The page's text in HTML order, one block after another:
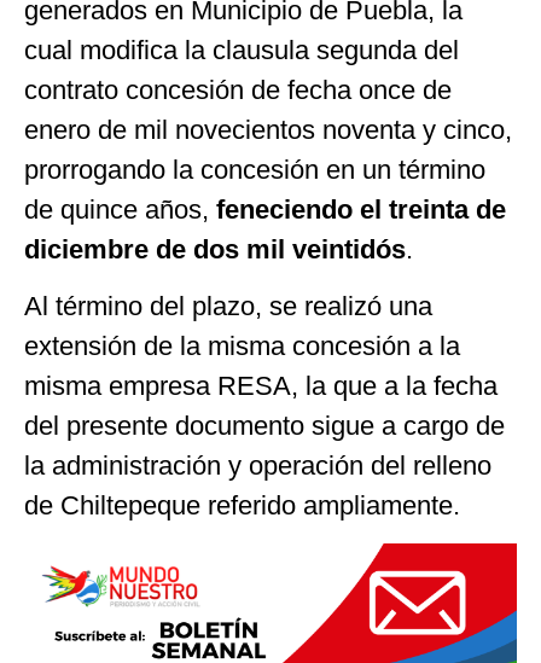
generados en Municipio de Puebla, la
cual modifica la clausula segunda del
contrato concesión de fecha once de
enero de mil novecientos noventa y cinco,
prorrogando la concesión en un término
de quince años, feneciendo el treinta de
diciembre de dos mil veintidós.
Al término del plazo, se realizó una
extensión de la misma concesión a la
misma empresa RESA, la que a la fecha
del presente documento sigue a cargo de
la administración y operación del relleno
de Chiltepeque referido ampliamente.